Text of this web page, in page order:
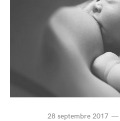
28 septembre 2017